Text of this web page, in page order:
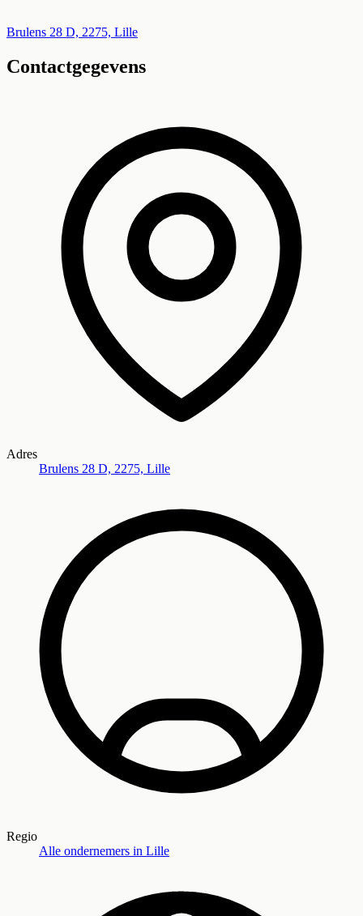
+
−
Brulens 28 D, 2275, Lille
Contactgegevens
Adres
Brulens 28 D, 2275, Lille
Regio
Alle ondernemers in Lille